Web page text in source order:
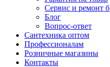
Сервис и ремонт
Блог
Вопрос-ответ
Сантехника оптом
Профессионалам
Розничные магазины
Контакты